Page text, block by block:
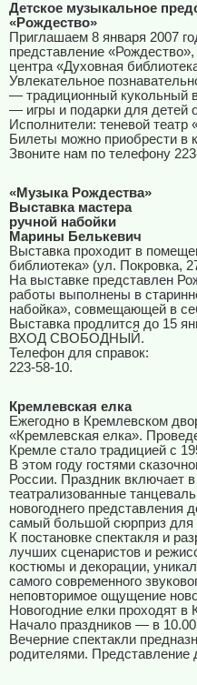
Детское музыкальное
«Рождество»
Приглашаем 8 января 2007
представление
центра «Духовная
Увлекательное
— традиционный кукольный
— игры и подарки для детей
Исполнители: теневой
Билеты можно приобрести в
Звоните нам по телефону
«Музыка Рождества»
Выставка мастера
ручной набойки
Марины Белькевич
Выставка проходит в
библиотека» (ул. Покровка,
На выставке представлен
работы выполнены в
набойка», совмещающей в
Выставка продлится до 15
ВХОД СВОБОДНЫЙ.
Телефон для справок:
223-58-10.
Кремлевская елка
Ежегодно в Кремлевском
«Кремлевская елка».
Кремле стало традицией с
В этом году гостями
России. Праздник включает
театрализованные
новогоднего представления
самый большой сюрприз для
К постановке спектакля и
лучших сценаристов и
костюмы и декорации,
самого современного
неповторимое ощущение
Новогодние елки проходят
Начало праздников — в
Вечерние спектакли
родителями. Представление